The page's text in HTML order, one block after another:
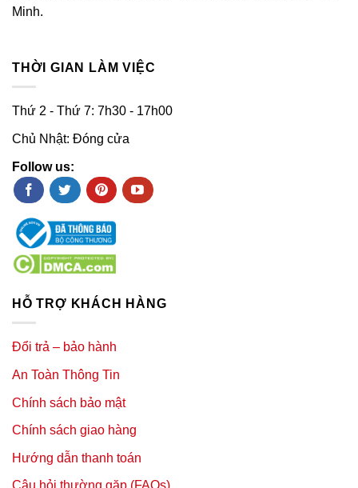
Minh.
THỜI GIAN LÀM VIỆC
Thứ 2 - Thứ 7: 7h30 - 17h00
Chủ Nhật: Đóng cửa
Follow us:
HỖ TRỢ KHÁCH HÀNG
Đổi trả – bảo hành
An Toàn Thông Tin
Chính sách bảo mật
Chính sách giao hàng
Hướng dẫn thanh toán